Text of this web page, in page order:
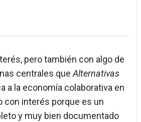
pero también con algo de
centrales que Alternativas
a la economía colaborativa en
con interés porque es un
y muy bien documentado